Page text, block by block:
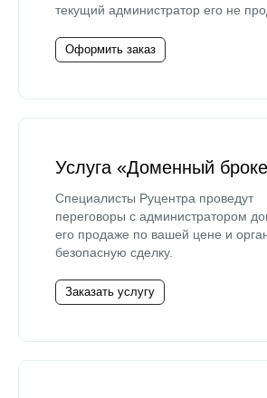
текущий администратор его не
Оформить заказ
Услуга «Доменный
Специалисты Руцентра проведут
переговоры с администратором
его продаже по вашей цене и
безопасную сделку.
Заказать услугу